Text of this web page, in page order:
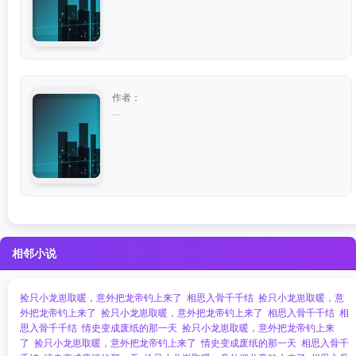
作者：
相邻小说
捡只小龙崽取暖，意外把龙帝钓上来了 相思入骨千千结 捡只小龙崽取暖，意
外把龙帝钓上来了 捡只小龙崽取暖，意外把龙帝钓上来了 相思入骨千千结 相
思入骨千千结 情史变成废纸的那一天 捡只小龙崽取暖，意外把龙帝钓上来
了 捡只小龙崽取暖，意外把龙帝钓上来了 情史变成废纸的那一天 相思入骨千